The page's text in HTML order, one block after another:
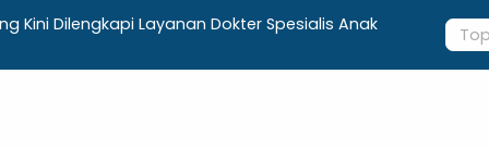
Kini Dilengkapi Layanan Dokter Spesialis Anak
Terima
Sejarah,